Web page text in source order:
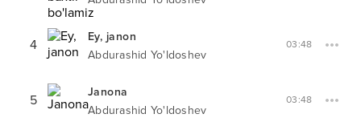
4
Ey, janon
Abdurashid Yo'ldoshev
03:48
5
Janona
Abdurashid Yo'ldoshev
03:48